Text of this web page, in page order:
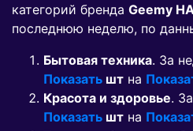
категорий бренда Geemy
последнюю неделю, по
Бытовая техника. За
Показать шт на
Красота и здоровье.
Показать шт на